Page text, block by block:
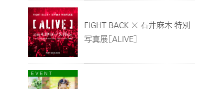
FIGHT BACK × 石井麻木 特別
写真展［ALIVE］